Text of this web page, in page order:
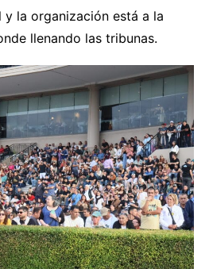
y la organización está a la
llenando las tribunas.